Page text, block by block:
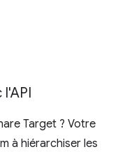
Target ? Votre
à hiérarchiser les